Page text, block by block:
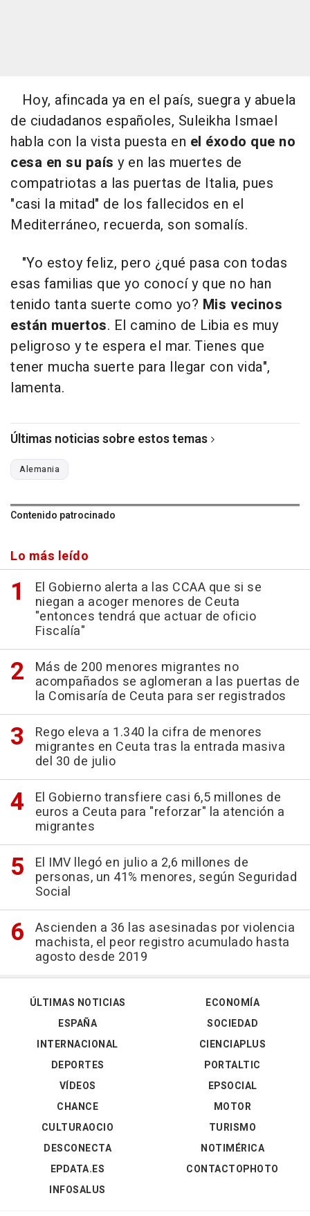
Hoy, afincada ya en el país, suegra y abuela
de ciudadanos españoles, Suleikha Ismael
habla con la vista puesta en el éxodo que no
cesa en su país y en las muertes de
compatriotas a las puertas de Italia, pues
"casi la mitad" de los fallecidos en el
Mediterráneo, recuerda, son somalís.
"Yo estoy feliz, pero ¿qué pasa con todas
esas familias que yo conocí y que no han
tenido tanta suerte como yo? Mis vecinos
están muertos. El camino de Libia es muy
peligroso y te espera el mar. Tienes que
tener mucha suerte para llegar con vida",
lamenta.
Últimas noticias sobre estos temas
Alemania
Contenido patrocinado
Lo más leído
El Gobierno alerta a las CCAA que si se
niegan a acoger menores de Ceuta
"entonces tendrá que actuar de oficio
Fiscalía"
Más de 200 menores migrantes no
acompañados se aglomeran a las puertas de
la Comisaría de Ceuta para ser registrados
Rego eleva a 1.340 la cifra de menores
migrantes en Ceuta tras la entrada masiva
del 30 de julio
El Gobierno transfiere casi 6,5 millones de
euros a Ceuta para "reforzar" la atención a
migrantes
El IMV llegó en julio a 2,6 millones de
personas, un 41% menores, según Seguridad
Social
Ascienden a 36 las asesinadas por violencia
machista, el peor registro acumulado hasta
agosto desde 2019
ÚLTIMAS NOTICIAS
ESPAÑA
INTERNACIONAL
DEPORTES
VÍDEOS
ECONOMÍA
SOCIEDAD
CIENCIAPLUS
PORTALTIC
EPSOCIAL
CHANCE
CULTURAOCIO
DESCONECTA
EPDATA.ES
INFOSALUS
MOTOR
TURISMO
NOTIMÉRICA
CONTACTOPHOTO